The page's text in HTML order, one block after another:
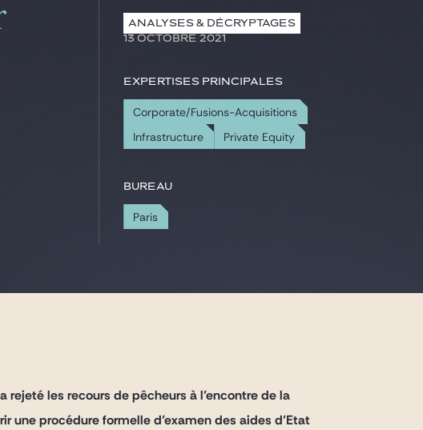
ANALYSES & DÉCRYPTAGES
13 OCTOBRE 2021
Expertises principales
Corporate/Fusions-Acquisitions
Infrastructure
Private Equity
Bureau
Paris
rejeté les recours de pêcheurs à l’encontre de la
une procédure formelle d’examen des aides d’Etat